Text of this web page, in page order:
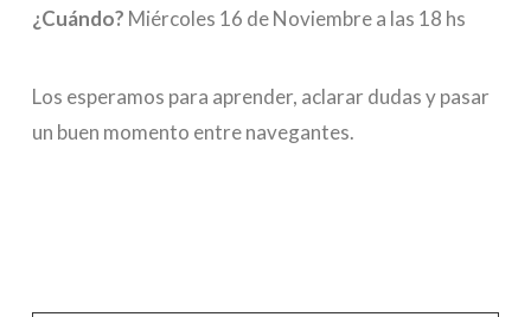
¿Cuándo? Miércoles 16 de Noviembre a las 18 hs
Los esperamos para aprender, aclarar dudas y pasar
un buen momento entre navegantes.